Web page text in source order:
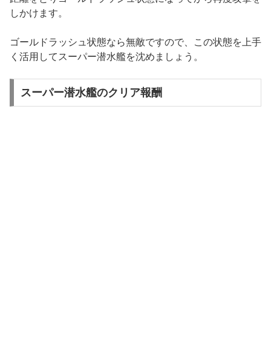
しかけます。
ゴールドラッシュ状態なら無敵ですので、この状態を上手
く活用してスーパー潜水艦を沈めましょう。
スーパー潜水艦のクリア報酬